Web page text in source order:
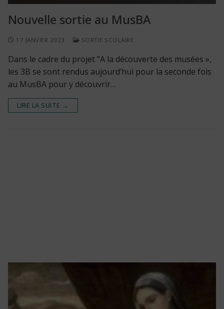
Nouvelle sortie au MusBA
17 JANVIER 2023 SORTIE SCOLAIRE
Dans le cadre du projet ”A la découverte des musées »,
les 3B se sont rendus aujourd’hui pour la seconde fois
au MusBA pour y découvrir…
LIRE LA SUITE →